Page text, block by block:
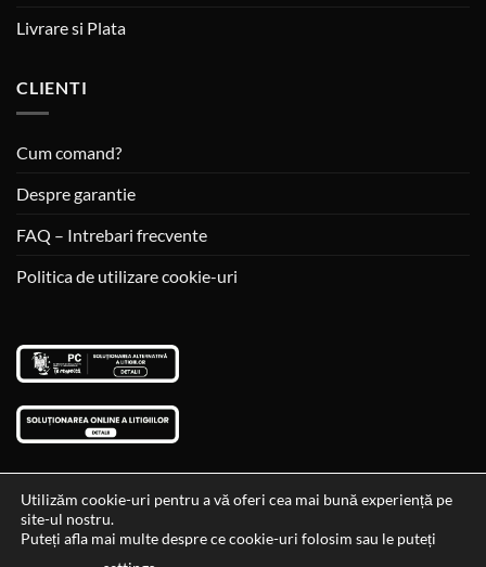
Livrare si Plata
CLIENTI
Cum comand?
Despre garantie
FAQ – Intrebari frecvente
Politica de utilizare cookie-uri
Utilizăm cookie-uri pentru a vă oferi cea mai bună experiență pe
site-ul nostru.
Puteți afla mai multe despre ce cookie-uri folosim sau le puteți